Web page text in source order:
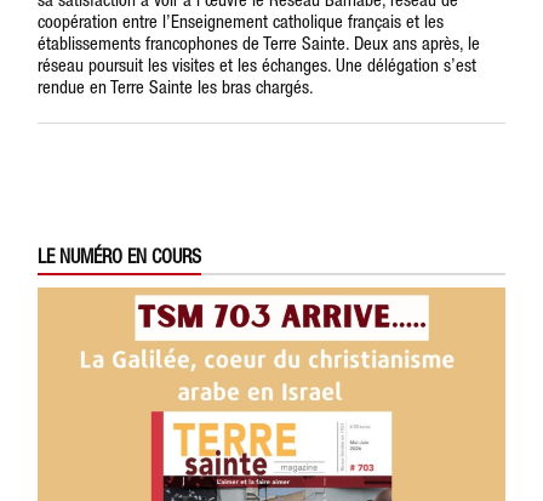
coopération entre l’Enseignement catholique français et les
établissements francophones de Terre Sainte. Deux ans après, le
réseau poursuit les visites et les échanges. Une délégation s’est
rendue en Terre Sainte les bras chargés.
LE NUMÉRO EN COURS